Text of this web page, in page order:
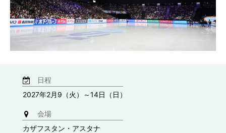
日程
2027年2月9（火）～14日（日）
会場
カザフスタン・アスタナ